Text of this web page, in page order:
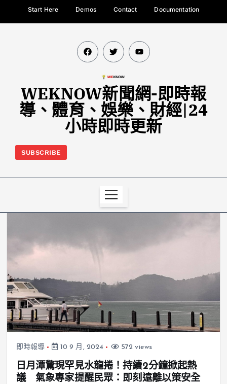
Start Here Demos Contact Documentation
WEKNOW新聞網-即時報
導、體育、娛樂、財經|24
小時即時更新
SUBSCRIBE
即時報導 10 9 月, 2024 572 views
日月潭驚現罕見水龍捲！持續2分鐘掀起熱
議 氣象專家提醒民眾：即刻遠離以策安全